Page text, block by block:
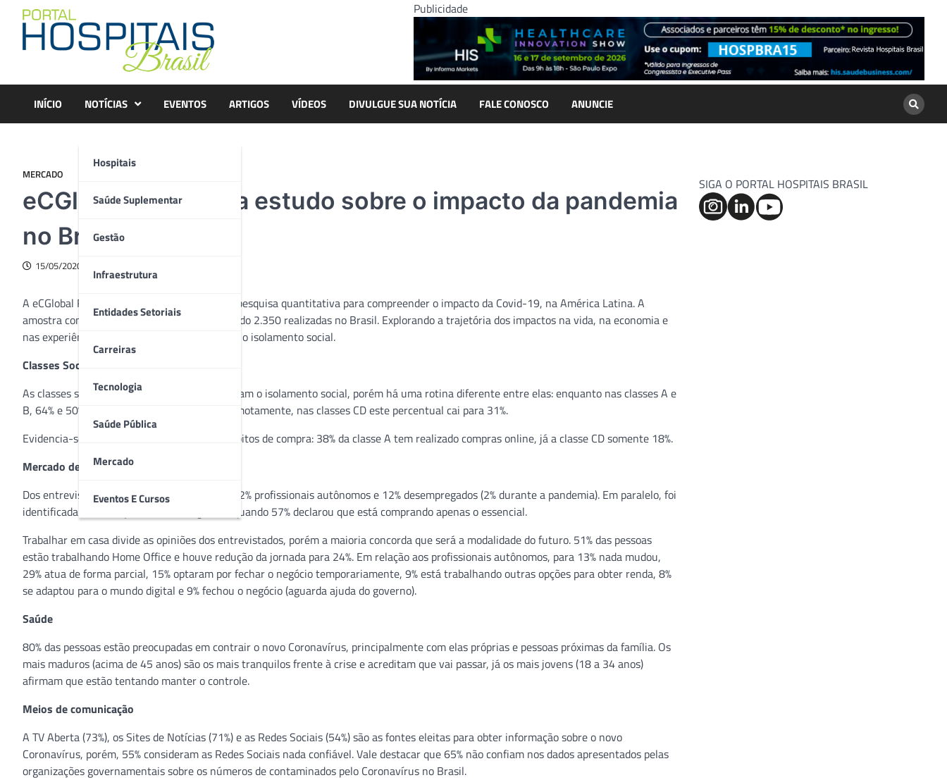
content
Publicidade
INÍCIO NOTÍCIAS
Hospitais
Saúde Suplementar
Gestão
Infraestrutura
Entidades Setoriais
Carreiras
Tecnologia
Saúde Pública
Mercado
Eventos E Cursos
EVENTOS ARTIGOS VÍDEOS DIVULGUE SUA NOTÍCIA FALE CONOSCO ANUNCIE
MERCADO
eCGlobal apresenta estudo sobre o impacto da pandemia
no Brasil
15/05/2020
A eCGlobal Research Solutions realizou uma pesquisa quantitativa para compreender o impacto da Covid-19, na América Latina. A
amostra compreendeu 5.680 entrevistas, sendo 2.350 realizadas no Brasil. Explorando a trajetória dos impactos na vida, na economia e
nas experiências da chegada da pandemia até o isolamento social.
Classes Sociais
As classes sociais reconhecem a crise e aprovam o isolamento social, porém há uma rotina diferente entre elas: enquanto nas classes A e
B, 64% e 50% respectivamente, trabalham remotamente, nas classes CD este percentual cai para 31%.
Evidencia-se uma diferença também para hábitos de compra: 38% da classe A tem realizado compras online, já a classe CD somente 18%.
Mercado de Trabalho
Dos entrevistados, 38% são registrados CLT, 32% profissionais autônomos e 12% desempregados (2% durante a pandemia). Em paralelo, foi
identificada a mudança na rotina de gastos, quando 57% declarou que está comprando apenas o essencial.
Trabalhar em casa divide as opiniões dos entrevistados, porém a maioria concorda que será a modalidade do futuro. 51% das pessoas
estão trabalhando Home Office e houve redução da jornada para 24%. Em relação aos profissionais autônomos, para 13% nada mudou,
29% atua de forma parcial, 15% optaram por fechar o negócio temporariamente, 9% está trabalhando outras opções para obter renda, 8%
se adaptou para o mundo digital e 9% fechou o negócio (aguarda ajuda do governo).
Saúde
80% das pessoas estão preocupadas em contrair o novo Coronavírus, principalmente com elas próprias e pessoas próximas da família. Os
mais maduros (acima de 45 anos) são os mais tranquilos frente à crise e acreditam que vai passar, já os mais jovens (18 a 34 anos)
afirmam que estão tentando manter o controle.
Meios de comunicação
A TV Aberta (73%), os Sites de Notícias (71%) e as Redes Sociais (54%) são as fontes eleitas para obter informação sobre o novo
Coronavírus, porém, 55% consideram as Redes Sociais nada confiável. Vale destacar que 65% não confiam nos dados apresentados pelas
organizações governamentais sobre os números de contaminados pelo Coronavírus no Brasil.
SIGA O PORTAL HOSPITAIS BRASIL